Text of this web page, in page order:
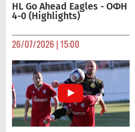
HL Go Ahead Eagles - ΟΦΗ
4-0 (Highlights)
26/07/2026 | 15:00